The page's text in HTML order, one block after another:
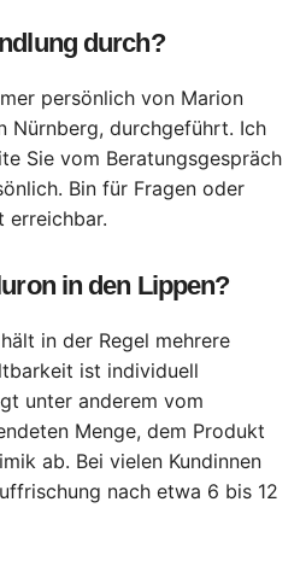
durch?
persönlich von Marion
Nürnberg, durchgeführt. Ich
Sie vom Beratungsgespräch
Bin für Fragen oder
erreichbar.
in den Lippen?
in der Regel mehrere
ist individuell
unter anderem vom
Menge, dem Produkt
ab. Bei vielen Kundinnen
nach etwa 6 bis 12